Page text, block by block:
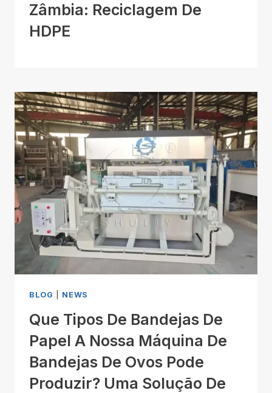
Zâmbia: Reciclagem De
HDPE
BLOG NEWS
Que Tipos De Bandejas De
Papel A Nossa Máquina De
Bandejas De Ovos Pode
Produzir? Uma Solução De